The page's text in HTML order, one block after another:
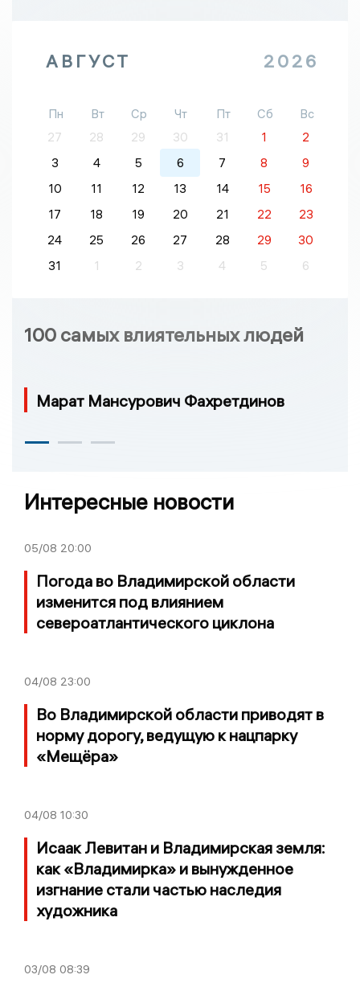
АВГУСТ 2026
Пн Вт Ср Чт Пт Сб
Вс
27
28 29 30 31 1
2
3
4 5 6 7 8
9
10
11 12 13 14 15
16
17
18 19 20 21 22
23
24
25 26 27 28 29
30
31
1 2 3 4 5 6
100 самых влиятельных людей
Марат Мансурович Фахретдинов
Интересные новости
05/08 20:00
Погода во Владимирской области
изменится под влиянием
североатлантического циклона
04/08 23:00
Во Владимирской области приводят в
норму дорогу, ведущую к нацпарку
«Мещёра»
04/08 10:30
Исаак Левитан и Владимирская земля:
как «Владимирка» и вынужденное
изгнание стали частью наследия
художника
03/08 08:39